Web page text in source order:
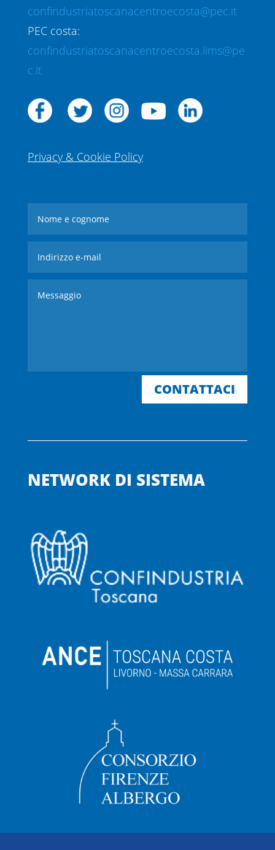
confindustriatoscanacentroecosta@pec.it
PEC costa:
confindustriatoscanacentroecosta.lims@pe
c.it
Privacy & Cookie Policy
CONTATTACI
NETWORK DI SISTEMA